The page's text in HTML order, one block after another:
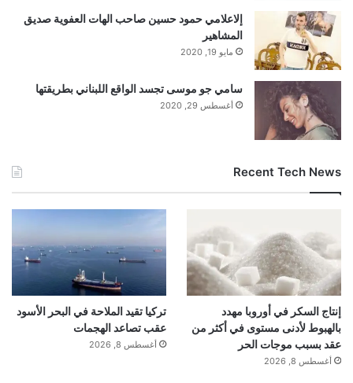
على وارنر بروس بقيمة 110 مليارات
دولار
تحتفظ صحراء يهودا بأهمية تاريخية: حيث تستمر
جبالها ووديانها ومساراتها القديمة في جذب
اشترك واقرأ “العلم” في
برقية
إلاعلامي حمود حسين صاحب الهات العفوية صديق
المشاهير
مايو 19, 2020
سامي جو موسى تجسد الواقع اللبناني بطريقتها
أغسطس 29, 2020
Recent Tech News
إنتاج السكر في أوروبا مهدد
بالهبوط لأدنى مستوى في أكثر من
عقد بسبب موجات الحر
أغسطس 8, 2026
تركيا تقيد الملاحة في البحر الأسود
عقب تصاعد الهجمات
أغسطس 8, 2026